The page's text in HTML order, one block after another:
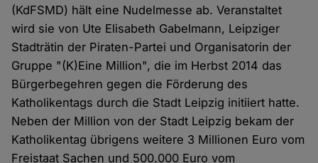
(KdFSMD) hält eine Nudelmesse ab. Veranstaltet
wird sie von Ute Elisabeth Gabelmann, Leipziger
Stadträtin der Piraten-Partei und Organisatorin der
Gruppe "(K)Eine Million", die im Herbst 2014 das
Bürgerbegehren gegen die Förderung des
Katholikentags durch die Stadt Leipzig initiiert hatte.
Neben der Million von der Stadt Leipzig bekam der
Katholikentag übrigens weitere 3 Millionen Euro vom
Freistaat Sachen und 500.000 Euro vom